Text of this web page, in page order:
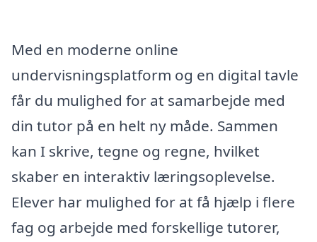
Med en moderne online
undervisningsplatform og en digital tavle
får du mulighed for at samarbejde med
din tutor på en helt ny måde. Sammen
kan I skrive, tegne og regne, hvilket
skaber en interaktiv læringsoplevelse.
Elever har mulighed for at få hjælp i flere
fag og arbejde med forskellige tutorer,